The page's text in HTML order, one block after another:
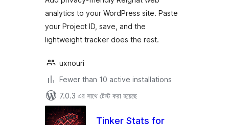
analytics to your WordPress site. Paste
your Project ID, save, and the
lightweight tracker does the rest.
uxnouri
Fewer than 10 active installations
7.0.3 এর সাথে টেস্ট করা হয়েছে
Tinker Stats for